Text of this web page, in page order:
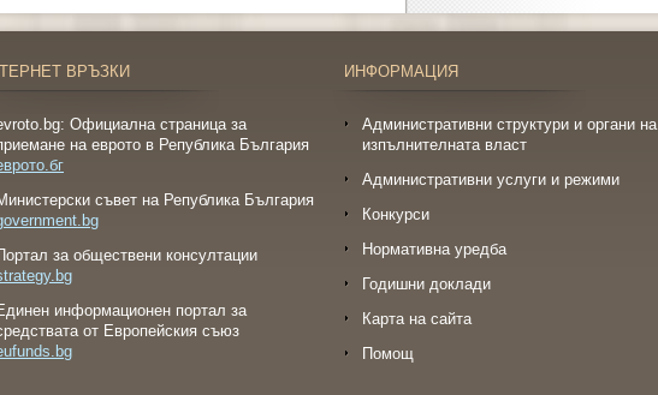
ВРЪЗКИ
Официална страница за
на еврото в Република България
съвет на Република България
за обществени консултации
информационен портал за
от Европейския съюз
ИНФОРМАЦИЯ
Административни структури и органи на
изпълнителната власт
Административни услуги и режими
Конкурси
Нормативна уредба
Годишни доклади
Карта на сайта
Помощ